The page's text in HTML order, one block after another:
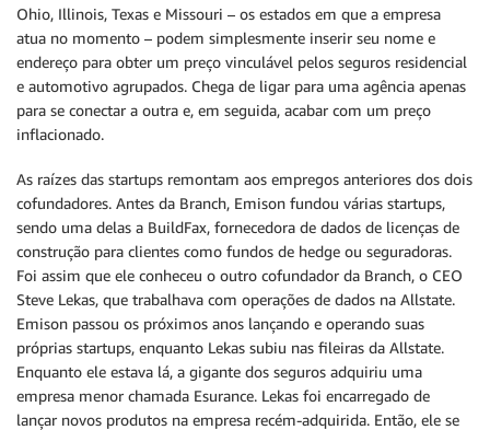
Ohio, Illinois, Texas e Missouri – os estados em que a empresa
atua no momento – podem simplesmente inserir seu nome e
endereço para obter um preço vinculável pelos seguros residencial
e automotivo agrupados. Chega de ligar para uma agência apenas
para se conectar a outra e, em seguida, acabar com um preço
inflacionado.
As raízes das startups remontam aos empregos anteriores dos dois
cofundadores. Antes da Branch, Emison fundou várias startups,
sendo uma delas a BuildFax, fornecedora de dados de licenças de
construção para clientes como fundos de hedge ou seguradoras.
Foi assim que ele conheceu o outro cofundador da Branch, o CEO
Steve Lekas, que trabalhava com operações de dados na Allstate.
Emison passou os próximos anos lançando e operando suas
próprias startups, enquanto Lekas subiu nas fileiras da Allstate.
Enquanto ele estava lá, a gigante dos seguros adquiriu uma
empresa menor chamada Esurance. Lekas foi encarregado de
lançar novos produtos na empresa recém-adquirida. Então, ele se